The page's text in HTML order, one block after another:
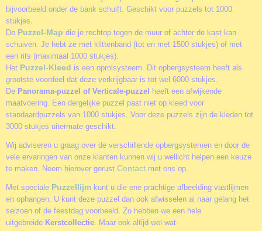
bijvoorbeeld onder de bank schuift. Geschikt voor puzzels tot 1000
stukjes.
De Puzzel-Map die je rechtop tegen de muur of achter de kast kan
schuiven. Je hebt ze met klittenband (tot en met 1500 stukjes) of met
een rits (maximaal 1000 stukjes).
Het Puzzel-Kleed is een oprolsysteem. Dit opbergsysteem heeft als
grootste voordeel dat deze verkrijgbaar is tot wel 6000 stukjes.
De Panorama-puzzel of Verticale-puzzel
heeft een afwijkende
maatvoering. Een dergelijke puzzel past niet op kleed voor
standaardpuzzels van 1000 stukjes. Voor deze puzzels zijn de kleden tot
3000 stukjes uitermate geschikt.
Wij adviseren u graag over de verschillende opbergsystemen en door de
vele ervaringen van onze klanten kunnen wij u wellicht helpen een keuze
te maken. Neem hierover gerust Contact met ons op.
Met speciale Puzzellijm kunt u die ene prachtige afbeelding vastlijmen
en ophangen. U kunt deze puzzel dan ook afwisselen al naar gelang het
seizoen of de feestdag voorbeeld. Zo hebben we een hele
uitgebreide Kerstcollectie. Maar ook altijd wel wat